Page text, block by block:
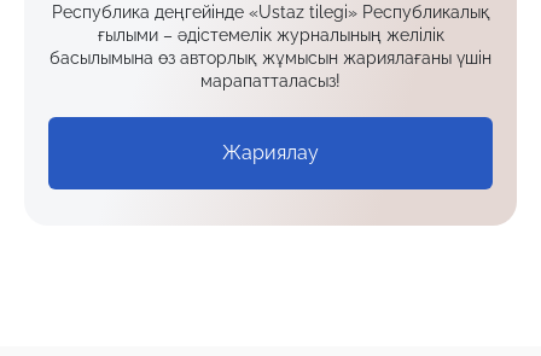
Республика деңгейінде «Ustaz tilegi» Республикалық
ғылыми – әдістемелік журналының желілік
басылымына өз авторлық жұмысын жариялағаны үшін
марапатталасыз!
Жариялау